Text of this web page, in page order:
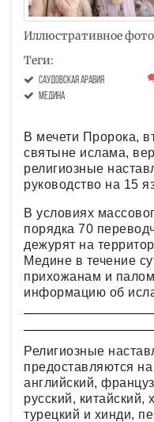
Иллюстративное фото
Теги:
саудовская аравия
Медина
В мечети Пророка,
святыне ислама,
религиозные
руководство на 15
В условиях
порядка 70
дежурят на
Медине в течение
прихожанам и
информацию об
Религиозные
предоставляются
английский,
русский, китайский,
турецкий и хинди,